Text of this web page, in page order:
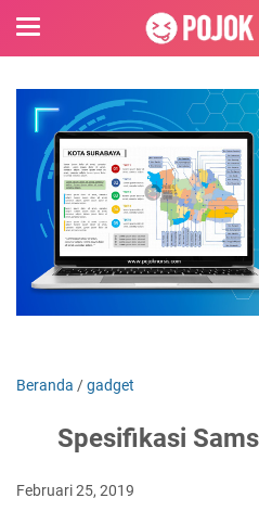
Beranda /gadget
Spesifikasi
Februari 25, 2019